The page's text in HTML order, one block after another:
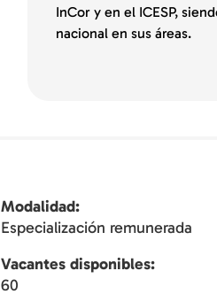
InCor y en el ICESP,
nacional en sus áreas.
Modalidad
Especialización remunerada
Vacantes disponibles
60